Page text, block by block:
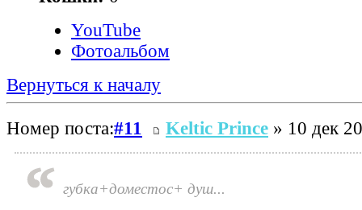
YouTube
Фотоальбом
Вернуться к началу
Номер поста:#11 Keltic Prince » 10 дек
губка+доместос+ душ...